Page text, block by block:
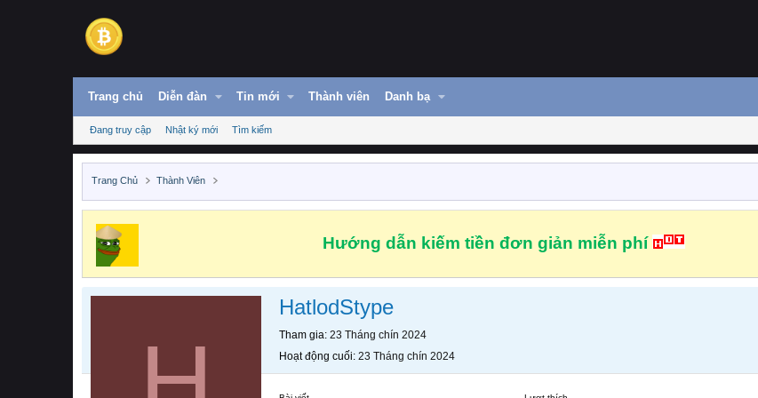
Trang chủ Diễn đàn Tin mới Thành viên Danh bạ
Đang truy cập Nhật ký mới Tìm kiếm
Trang Chủ Thành Viên
Hướng dẫn kiếm tiền đơn giản miễn phí
HatlodStype
Tham gia 23 Tháng chín 2024
Hoạt động cuối 23 Tháng chín 2024